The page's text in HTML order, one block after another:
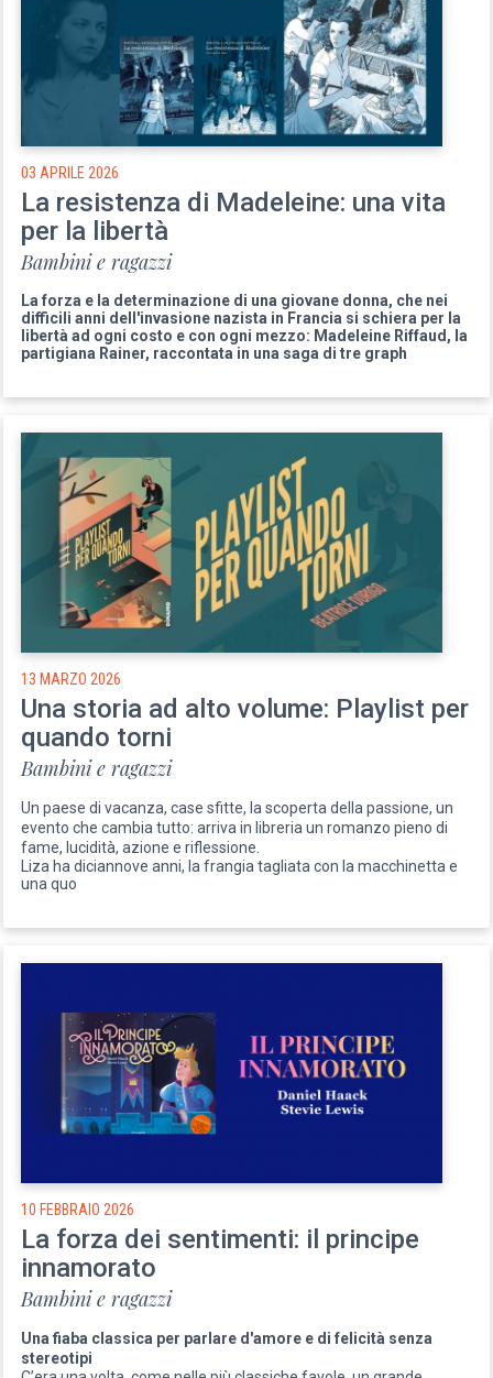
03 APRILE 2026
La resistenza di Madeleine: una vita
per la libertà
Bambini e ragazzi
La forza e la determinazione di una giovane donna, che nei
difficili anni dell'invasione nazista in Francia si schiera per la
libertà ad ogni costo e con ogni mezzo: Madeleine Riffaud, la
partigiana Rainer, raccontata in una saga di tre graph
13 MARZO 2026
Una storia ad alto volume: Playlist per
quando torni
Bambini e ragazzi
Un paese di vacanza, case sfitte, la scoperta della passione, un
evento che cambia tutto: arriva in libreria un romanzo pieno di
fame, lucidità, azione e riflessione.
Liza ha diciannove anni, la frangia tagliata con la macchinetta e
una quo
10 FEBBRAIO 2026
La forza dei sentimenti: il principe
innamorato
Bambini e ragazzi
Una fiaba classica per parlare d'amore e di felicità senza
stereotipi